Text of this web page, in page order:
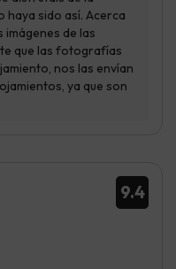
9.4